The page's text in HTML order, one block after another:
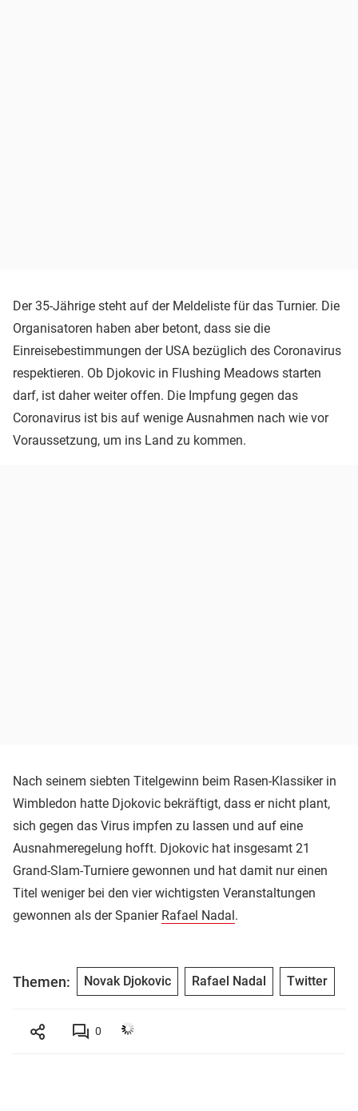
Der 35-Jährige steht auf der Meldeliste für das Turnier. Die
Organisatoren haben aber betont, dass sie die
Einreisebestimmungen der USA bezüglich des Coronavirus
respektieren. Ob Djokovic in Flushing Meadows starten
darf, ist daher weiter offen. Die Impfung gegen das
Coronavirus ist bis auf wenige Ausnahmen nach wie vor
Voraussetzung, um ins Land zu kommen.
Nach seinem siebten Titelgewinn beim Rasen-Klassiker in
Wimbledon hatte Djokovic bekräftigt, dass er nicht plant,
sich gegen das Virus impfen zu lassen und auf eine
Ausnahmeregelung hofft. Djokovic hat insgesamt 21
Grand-Slam-Turniere gewonnen und hat damit nur einen
Titel weniger bei den vier wichtigsten Veranstaltungen
gewonnen als der Spanier Rafael Nadal.
Themen: Novak Djokovic Rafael Nadal Twitter
0